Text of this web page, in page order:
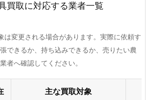
買取に対応する業者一覧
は変更される場合があります。実際に依頼す
できるか、持ち込みできるか、売りたい農
者へ確認してください。
主な買取対象